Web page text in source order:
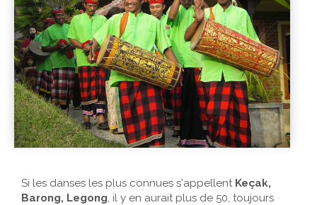
Si les danses les plus connues s'appellent Keçak,
Barong, Legong, il y en aurait plus de 50, toujours